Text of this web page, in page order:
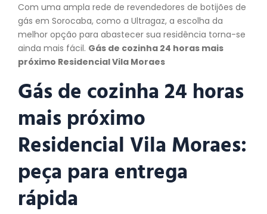
Com uma ampla rede de revendedores de botijões de
gás em Sorocaba, como a Ultragaz, a escolha da
melhor opção para abastecer sua residência torna-se
ainda mais fácil. Gás de cozinha 24 horas mais
próximo Residencial Vila Moraes
Gás de cozinha 24 horas
mais próximo
Residencial Vila Moraes:
peça para entrega
rápida